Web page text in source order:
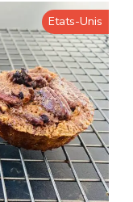
Etats-Unis